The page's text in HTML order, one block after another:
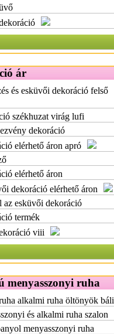
ár
és esküvői dekoráció felső
székhuzat virág lufi
dekoráció
elérhető áron apró
elérhető áron
dekoráció elérhető áron
az esküvői dekoráció
termék
viii
menyasszonyi ruha
alkalmi ruha öltönyök báli
és alkalmi ruha szalon
menyasszonyi ruha